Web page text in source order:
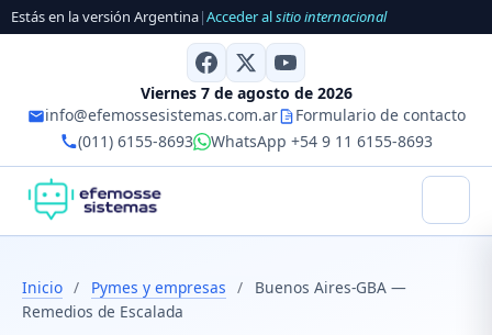
Estás en la versión Argentina|Acceder alsitio internacional
Viernes 7 de agosto de 2026
info@efemossesistemas.com.ar
Formulario de contacto
(011) 6155-8693
WhatsApp +54 9 11 6155-8693
Inicio / Pymes y empresas /
Buenos Aires-GBA —
Remedios de Escalada